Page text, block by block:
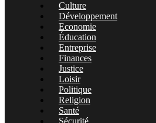
Culture
Développement
Economie
Éducation
Entreprise
Finances
Justice
Loisir
Politique
Religion
Santé